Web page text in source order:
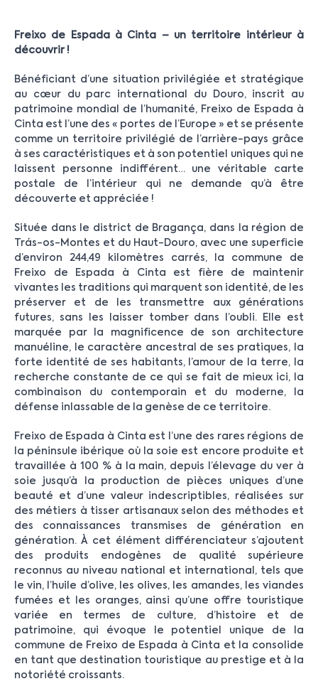
Freixo de Espada à Cinta – un territoire intérieur à
découvrir !
Bénéficiant d’une situation privilégiée et stratégique
au cœur du parc international du Douro, inscrit au
patrimoine mondial de l’humanité, Freixo de Espada à
Cinta est l’une des « portes de l’Europe » et se présente
comme un territoire privilégié de l’arrière-pays grâce
à ses caractéristiques et à son potentiel uniques qui ne
laissent personne indifférent… une véritable carte
postale de l’intérieur qui ne demande qu’à être
découverte et appréciée !
Située dans le district de Bragança, dans la région de
Trás-os-Montes et du Haut-Douro, avec une superficie
d’environ 244,49 kilomètres carrés, la commune de
Freixo de Espada à Cinta est fière de maintenir
vivantes les traditions qui marquent son identité, de les
préserver et de les transmettre aux générations
futures, sans les laisser tomber dans l’oubli. Elle est
marquée par la magnificence de son architecture
manuéline, le caractère ancestral de ses pratiques, la
forte identité de ses habitants, l’amour de la terre, la
recherche constante de ce qui se fait de mieux ici, la
combinaison du contemporain et du moderne, la
défense inlassable de la genèse de ce territoire.
Freixo de Espada à Cinta est l’une des rares régions de
la péninsule ibérique où la soie est encore produite et
travaillée à 100 % à la main, depuis l’élevage du ver à
soie jusqu’à la production de pièces uniques d’une
beauté et d’une valeur indescriptibles, réalisées sur
des métiers à tisser artisanaux selon des méthodes et
des connaissances transmises de génération en
génération. À cet élément différenciateur s’ajoutent
des produits endogènes de qualité supérieure
reconnus au niveau national et international, tels que
le vin, l’huile d’olive, les olives, les amandes, les viandes
fumées et les oranges, ainsi qu’une offre touristique
variée en termes de culture, d’histoire et de
patrimoine, qui évoque le potentiel unique de la
commune de Freixo de Espada à Cinta et la consolide
en tant que destination touristique au prestige et à la
notoriété croissants.